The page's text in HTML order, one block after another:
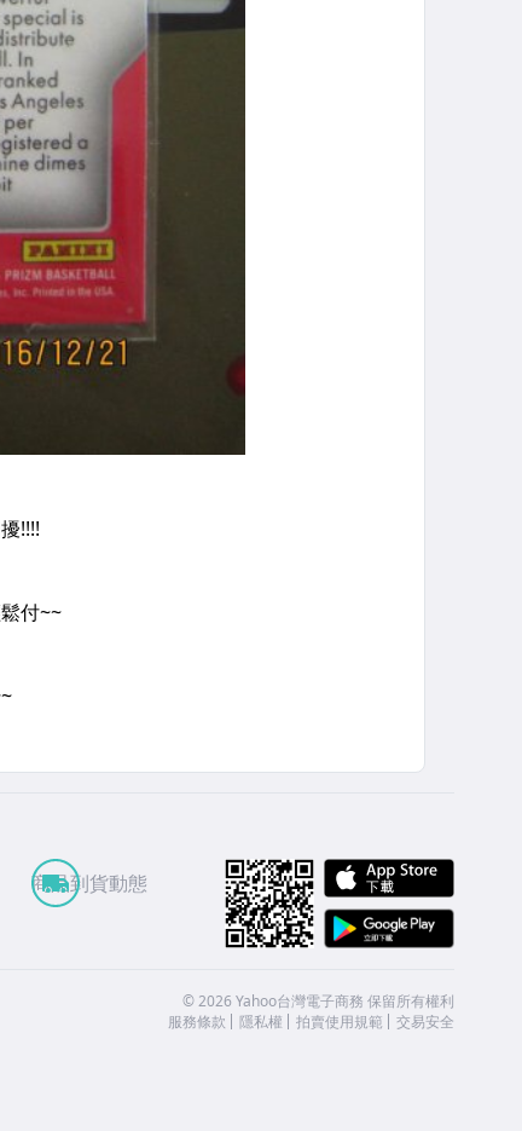
商品到貨動態
©2026 Yahoo台灣電子商務 保留所有權利
服務條款
隱私權 拍賣使用規範 交易安全